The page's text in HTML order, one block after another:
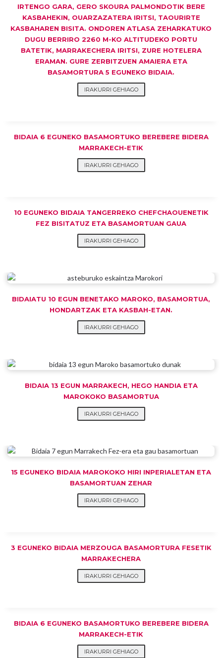
IRTENGO GARA, GERO SKOURA PALMONDOTIK BERE
KASBAHEKIN, OUARZAZATERA IRITSI, TAOURIRTE
KASBAHAREN BISITA. ONDOREN ATLASA ZEHARKATUKO
DUGU BERRIRO 2260 M-KO ALTITUDEKO PORTU
BATETIK, MARRAKECHERA IRITSI, ZURE HOTELERA
ERAMAN. GURE ZERBITZUEN AMAIERA ETA
BASAMORTURA 5 EGUNEKO BIDAIA.
IRAKURRI GEHIAGO
BIDAIA 6 EGUNEKO BASAMORTUKO BEREBERE BIDERA
MARRAKECH-ETIK
IRAKURRI GEHIAGO
10 EGUNEKO BIDAIA TANGERREKO CHEFCHAOUENETIK
FEZ BISITATUZ ETA BASAMORTUAN GAUA
IRAKURRI GEHIAGO
BIDAIATU 10 EGUN BENETAKO MAROKO, BASAMORTUA,
HONDARTZAK ETA KASBAH-ETAN.
IRAKURRI GEHIAGO
BIDAIA 13 EGUN MARRAKECH, HEGO HANDIA ETA
MAROKOKO BASAMORTUA
IRAKURRI GEHIAGO
15 EGUNEKO BIDAIA MAROKOKO HIRI INPERIALETAN ETA
BASAMORTUAN ZEHAR
IRAKURRI GEHIAGO
3 EGUNEKO BIDAIA MERZOUGA BASAMORTURA FESETIK
MARRAKECHERA
IRAKURRI GEHIAGO
BIDAIA 6 EGUNEKO BASAMORTUKO BEREBERE BIDERA
MARRAKECH-ETIK
IRAKURRI GEHIAGO